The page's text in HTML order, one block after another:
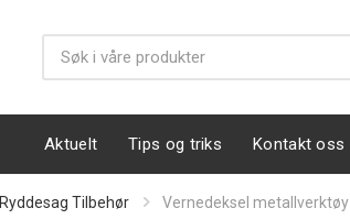
Aktuelt Tips og triks Kontakt oss
Ryddesag Tilbehør Vernedeksel metallverktøy